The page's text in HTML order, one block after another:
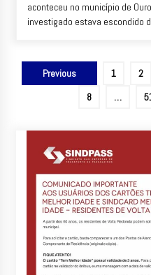
aconteceu no município de
investigado estava escondido
Paginação
Previous 1 2
8
…